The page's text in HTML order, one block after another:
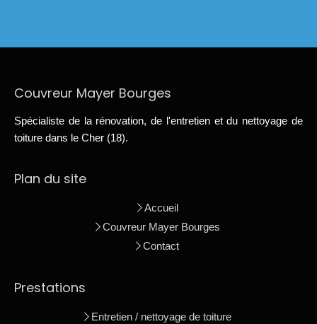
Couvreur Mayer Bourges
Spécialiste de la rénovation, de l'entretien et du nettoyage de
toiture dans le Cher (18).
Plan du site
Accueil
Couvreur Mayer Bourges
Contact
Prestations
Entretien / nettoyage de toiture